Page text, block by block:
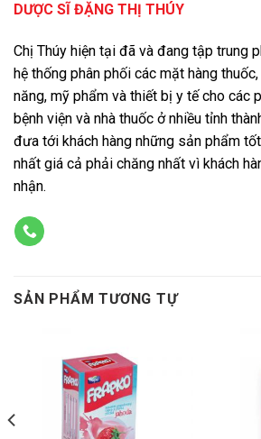
DƯỢC SĨ ĐẶNG THỊ THÚY
Chị Thúy hiện tại đã và đang tập trung
hệ thống phân phối các mặt hàng
năng, mỹ phẩm và thiết bị y tế cho các
bệnh viện và nhà thuốc ở nhiều tỉnh
đưa tới khách hàng những sản phẩm
nhất giá cả phải chăng nhất vì khách
nhận.
SẢN PHẨM TƯƠNG TỰ